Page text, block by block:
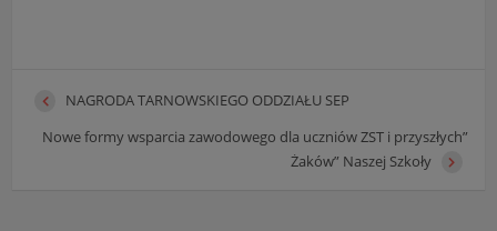
NAGRODA TARNOWSKIEGO ODDZIAŁU SEP
Nowe formy wsparcia zawodowego dla uczniów ZST i przyszłych”
Żaków” Naszej Szkoły